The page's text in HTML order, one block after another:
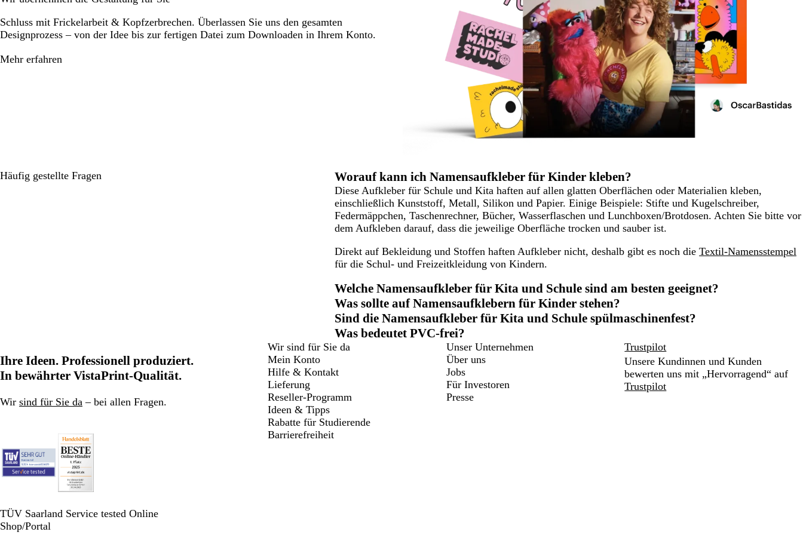
Schluss mit Frickelarbeit & Kopfzerbrechen. Überlassen Sie uns den gesamten
Designprozess – von der Idee bis zur fertigen Datei zum Downloaden in Ihrem Konto.
Mehr erfahren
Häufig gestellte Fragen Worauf kann ich Namensaufkleber für Kinder kleben?
Diese Aufkleber für Schule und Kita haften auf allen glatten Oberflächen oder Materialien kleben,
einschließlich Kunststoff, Metall, Silikon und Papier. Einige Beispiele: Stifte und Kugelschreiber,
Federmäppchen, Taschenrechner, Bücher, Wasserflaschen und Lunchboxen/Brotdosen. Achten Sie bitte vor
dem Aufkleben darauf, dass die jeweilige Oberfläche trocken und sauber ist.
Direkt auf Bekleidung und Stoffen haften Aufkleber nicht, deshalb gibt es noch die Textil-Namensstempel
für die Schul- und Freizeitkleidung von Kindern.
Welche Namensaufkleber für Kita und Schule sind am besten geeignet?
Was sollte auf Namensaufklebern für Kinder stehen?
Sind die Namensaufkleber für Kita und Schule spülmaschinenfest?
Was bedeutet PVC-frei?
Ihre Ideen. Professionell produziert.
In bewährter VistaPrint-Qualität.
Wir sind für Sie da – bei allen Fragen.
TÜV Saarland Service tested Online
Shop/Portal
Wir sind für Sie da
Mein Konto
Hilfe & Kontakt
Lieferung
Reseller-Programm
Ideen & Tipps
Rabatte für Studierende
Barrierefreiheit
Unser Unternehmen
Über uns
Jobs
Für Investoren
Presse
Trustpilot
Unsere Kundinnen und Kunden
bewerten uns mit „Hervorragend“ auf
Trustpilot